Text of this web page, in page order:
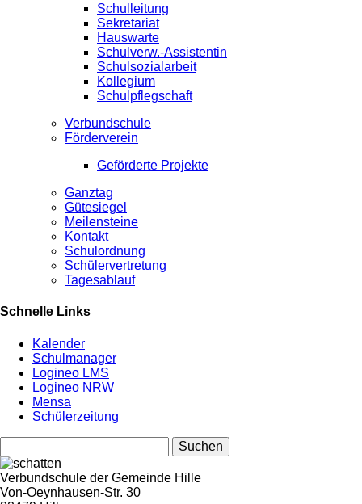
Schulleitung
Sekretariat
Hauswarte
Schulverw.-Assistentin
Schulsozialarbeit
Kollegium
Schulpflegschaft
Verbundschule
Förderverein
Geförderte Projekte
Ganztag
Gütesiegel
Meilensteine
Kontakt
Schulordnung
Schülervertretung
Tagesablauf
Schnelle Links
Kalender
Schulmanager
Logineo LMS
Logineo NRW
Mensa
Schülerzeitung
nach:
Verbundschule der Gemeinde Hille
Von-Oeynhausen-Str. 30